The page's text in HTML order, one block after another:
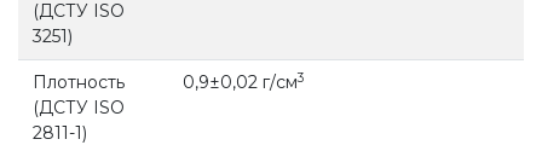
(ДСТУ ISO
3251)
Плотность
(ДСТУ ISO
2811-1)
0,9±0,02 г/см3